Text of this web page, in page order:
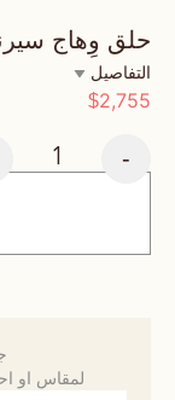
حلق وِهاج
التفاصيل
$2,755
-
لمقاس او